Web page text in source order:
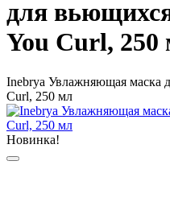
для
You Curl, 250
Inebrya Увлажняющая маска
Curl, 250 мл
Новинка!